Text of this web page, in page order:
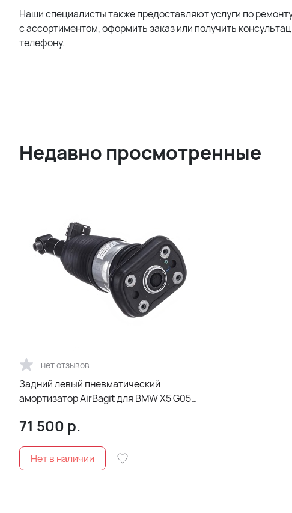
Наши специалисты также предоставляют услуги по
с ассортиментом, оформить заказ или получить
телефону.
Недавно просмотренные
нет отзывов
Задний левый пневматический
амортизатор AirBagit для BMW X5 G05
71 500 р.